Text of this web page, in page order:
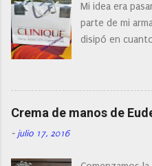
post os voy a
cepillo facial de
Mi idea era
parte de mi
disipó en
resistirse a
Crema de manos de
- julio 17, 2016